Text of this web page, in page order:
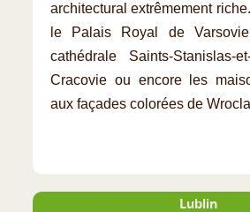
architectural extrêmement
le Palais Royal de
cathédrale Saints-Stanislas-
Cracovie ou encore les
aux façades colorées de
Lublin